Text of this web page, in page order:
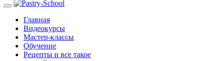
Главная
Видеокурсы
Мастер-классы
Обучение
Рецепты и все такое